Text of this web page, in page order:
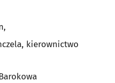
kierownictwo